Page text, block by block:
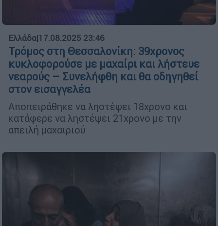
Ελλάδα|17.08.2025 23:46
Τρόμος στη Θεσσαλονίκη: 39χρονος
κυκλοφορούσε με μαχαίρι και λήστευε
νεαρούς – Συνελήφθη και θα οδηγηθεί
στον εισαγγελέα
Αποπειράθηκε να ληστέψει 18χρονο και
κατάφερε να ληστέψει 21χρονο με την
απειλή μαχαιριού